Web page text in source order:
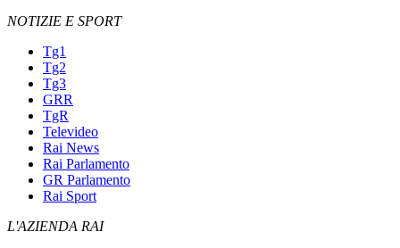
NOTIZIE E SPORT
Tg1
Tg2
Tg3
GRR
TgR
Televideo
Rai News
Rai Parlamento
GR Parlamento
Rai Sport
L'AZIENDA RAI